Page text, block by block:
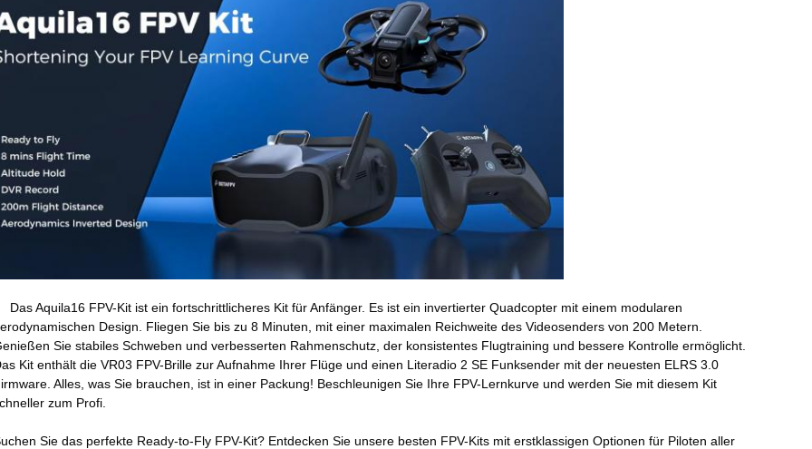
Das Aquila16 FPV-Kit ist ein fortschrittlicheres Kit für Anfänger. Es ist ein invertierter Quadcopter mit einem modularen
Design. Fliegen Sie bis zu 8 Minuten, mit einer maximalen Reichweite des Videosenders von 200 Metern.
Sie stabiles Schweben und verbesserten Rahmenschutz, der konsistentes Flugtraining und bessere Kontrolle ermöglicht.
Kit enthält die VR03 FPV-Brille zur Aufnahme Ihrer Flüge und einen Literadio 2 SE Funksender mit der neuesten ELRS 3.0
Alles, was Sie brauchen, ist in einer Packung! Beschleunigen Sie Ihre FPV-Lernkurve und werden Sie mit diesem Kit
zum Profi.
Sie das perfekte Ready-to-Fly FPV-Kit? Entdecken Sie unsere besten FPV-Kits mit erstklassigen Optionen für Piloten aller